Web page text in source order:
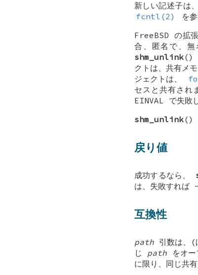
新しい記述子は
fcntl(2)
を
FreeBSD の拡
合、匿名で、無
shm_unlink()
クトは、共有メ
ジェクトは、
セスと共有され
EINVAL で失敗
shm_unlink()
戻り値
成功するなら、
は、失敗すれば
互換性
path 引数は、(
じ path をオ
に限り、同じ共